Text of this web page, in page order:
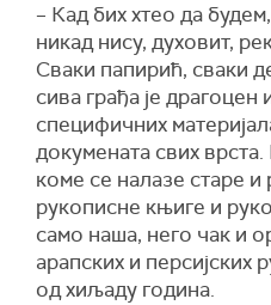
– Кад бих хтео да
никад нису, духовит,
Сваки папирић, сваки
сива грађа је
специфичних
докумената свих
коме се налазе старе
рукописне књиге и
само наша, него чак и
арапских и персијских
од хиљаду година.